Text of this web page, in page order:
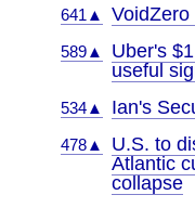
641▲
589▲
Uber's
useful
534▲ Ian's
478▲
U.S. to
Atlantic
collapse